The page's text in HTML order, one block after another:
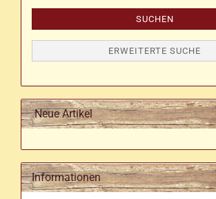
SUCHEN
ERWEITERTE SUCHE
Neue Artikel
Informationen